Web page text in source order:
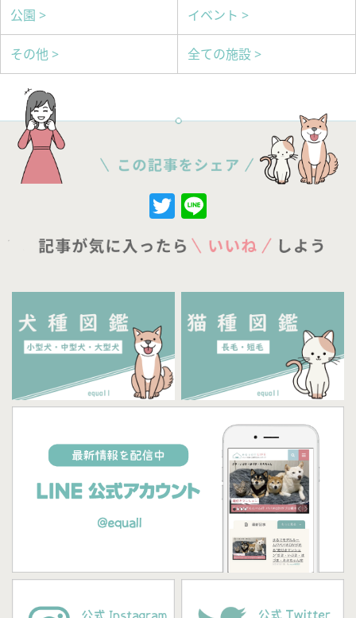
公園 > イベント >
その他 > 全ての施設 >
Twitter